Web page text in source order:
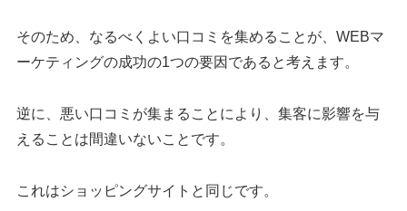
そのため、なるべくよい口コミを集めることが、WEBマ
ーケティングの成功の1つの要因であると考えます。
逆に、悪い口コミが集まることにより、集客に影響を与
えることは間違いないことです。
これはショッピングサイトと同じです。